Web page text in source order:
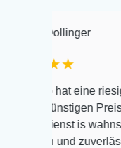
eine riesige Auswahl
Preisen. Der
is wahnsinnig
zuverlässig, noch